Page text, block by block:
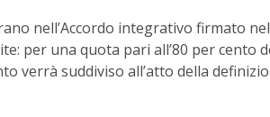
nell’Accordo integrativo firmato
per una quota pari all’80 per cento
verrà suddiviso all’atto della